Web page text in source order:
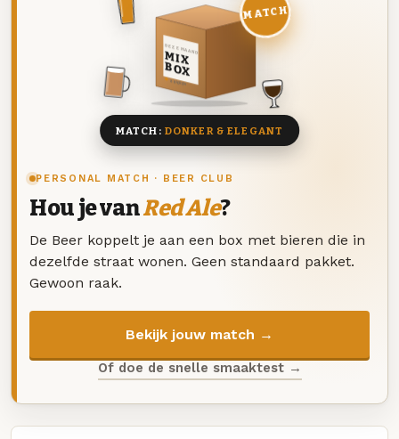
PERSONAL MATCH · BEER CLUB
Hou je vanRed Ale?
De Beer koppelt je aan een box met bieren die in
dezelfde straat wonen. Geen standaard pakket.
Gewoon raak.
Bekijk jouw match →
Of doe de snelle smaaktest →
DEZE MAAND
MIX
BOX
8 BIEREN
MATCH
MATCH: DONKER & ELEGANT